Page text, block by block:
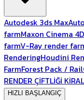
Autodesk 3ds Max
farmMaxon Cinema 4D
farmV-Ray render
RenderingHoudini
FarmForest Pack /
RENDER ÇİFTLİĞİ
HIZLI BAŞLANGIÇ